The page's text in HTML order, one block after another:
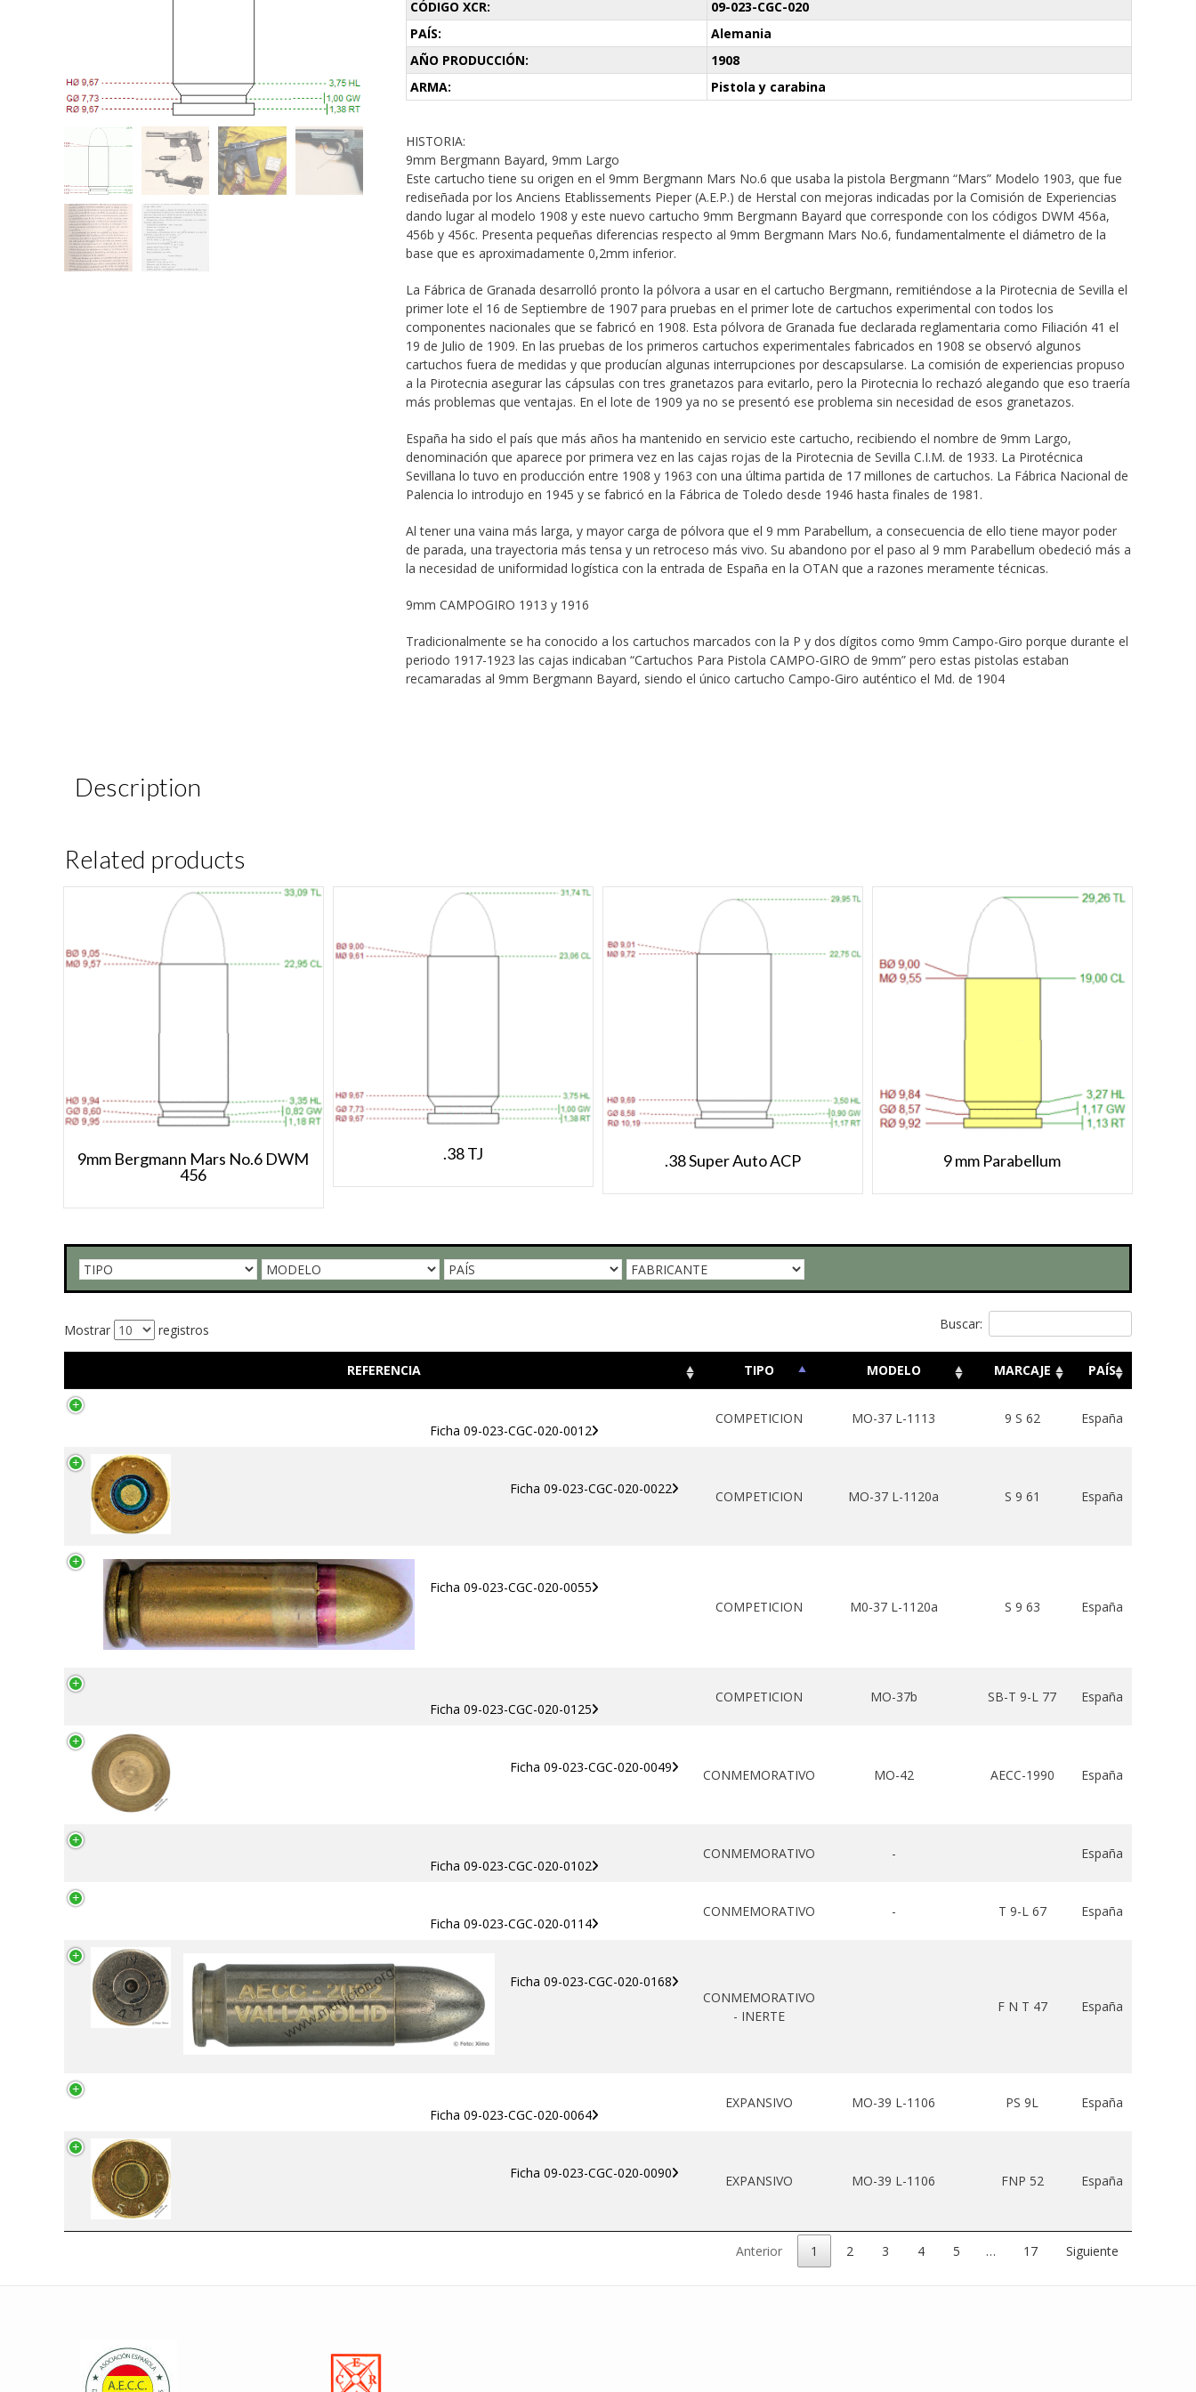
CÓDIGO XCR:
09-023-CGC-020
PAÍS:
Alemania
AÑO PRODUCCIÓN:
1908
ARMA:
Pistola y carabina
HISTORIA:
9mm Bergmann Bayard, 9mm Largo
Este cartucho tiene su origen en el 9mm Bergmann Mars No.6 que usaba la pistola Bergmann “Mars” Modelo 1903, que fue
rediseñada por los Anciens Etablissements Pieper (A.E.P.) de Herstal con mejoras indicadas por la Comisión de Experiencias
dando lugar al modelo 1908 y este nuevo cartucho 9mm Bergmann Bayard que corresponde con los códigos DWM 456a,
456b y 456c. Presenta pequeñas diferencias respecto al 9mm Bergmann Mars No.6, fundamentalmente el diámetro de la
base que es aproximadamente 0,2mm inferior.
La Fábrica de Granada desarrolló pronto la pólvora a usar en el cartucho Bergmann, remitiéndose a la Pirotecnia de Sevilla el
primer lote el 16 de Septiembre de 1907 para pruebas en el primer lote de cartuchos experimental con todos los
componentes nacionales que se fabricó en 1908. Esta pólvora de Granada fue declarada reglamentaria como Filiación 41 el
19 de Julio de 1909. En las pruebas de los primeros cartuchos experimentales fabricados en 1908 se observó algunos
cartuchos fuera de medidas y que producían algunas interrupciones por descapsularse. La comisión de experiencias propuso
a la Pirotecnia asegurar las cápsulas con tres granetazos para evitarlo, pero la Pirotecnia lo rechazó alegando que eso traería
más problemas que ventajas. En el lote de 1909 ya no se presentó ese problema sin necesidad de esos granetazos.
España ha sido el país que más años ha mantenido en servicio este cartucho, recibiendo el nombre de 9mm Largo,
denominación que aparece por primera vez en las cajas rojas de la Pirotecnia de Sevilla C.I.M. de 1933. La Pirotécnica
Sevillana lo tuvo en producción entre 1908 y 1963 con una última partida de 17 millones de cartuchos. La Fábrica Nacional de
Palencia lo introdujo en 1945 y se fabricó en la Fábrica de Toledo desde 1946 hasta finales de 1981.
Al tener una vaina más larga, y mayor carga de pólvora que el 9 mm Parabellum, a consecuencia de ello tiene mayor poder
de parada, una trayectoria más tensa y un retroceso más vivo. Su abandono por el paso al 9 mm Parabellum obedeció más a
la necesidad de uniformidad logística con la entrada de España en la OTAN que a razones meramente técnicas.
9mm CAMPOGIRO 1913 y 1916
Tradicionalmente se ha conocido a los cartuchos marcados con la P y dos dígitos como 9mm Campo-Giro porque durante el
periodo 1917-1923 las cajas indicaban “Cartuchos Para Pistola CAMPO-GIRO de 9mm” pero estas pistolas estaban
recamaradas al 9mm Bergmann Bayard, siendo el único cartucho Campo-Giro auténtico el Md. de 1904
Description
Related products
9mm Bergmann Mars No.6 DWM
456
.38 TJ .38 Super Auto ACP 9 mm Parabellum
Mostrar registros Buscar:
REFERENCIA TIPO MODELO MARCAJE PAÍS
Ficha 09-023-CGC-020-0012
COMPETICION MO-37 L-1113 9 S 62 España
Ficha 09-023-CGC-020-0022 COMPETICION MO-37 L-1120a S 9 61 España
Ficha 09-023-CGC-020-0055
COMPETICION
M0-37 L-1120a S 9 63 España
Ficha 09-023-CGC-020-0125
COMPETICION MO-37b SB-T 9-L 77 España
Ficha 09-023-CGC-020-0049 CONMEMORATIVO MO-42 AECC-1990 España
Ficha 09-023-CGC-020-0102
CONMEMORATIVO - España
Ficha 09-023-CGC-020-0114
CONMEMORATIVO - T 9-L 67 España
Ficha 09-023-CGC-020-0168
CONMEMORATIVO
- INERTE
F N T 47 España
Ficha 09-023-CGC-020-0064
EXPANSIVO MO-39 L-1106 PS 9L España
Ficha 09-023-CGC-020-0090 EXPANSIVO MO-39 L-1106 FNP 52 España
Anterior 1 2 3 4 5 … 17 Siguiente